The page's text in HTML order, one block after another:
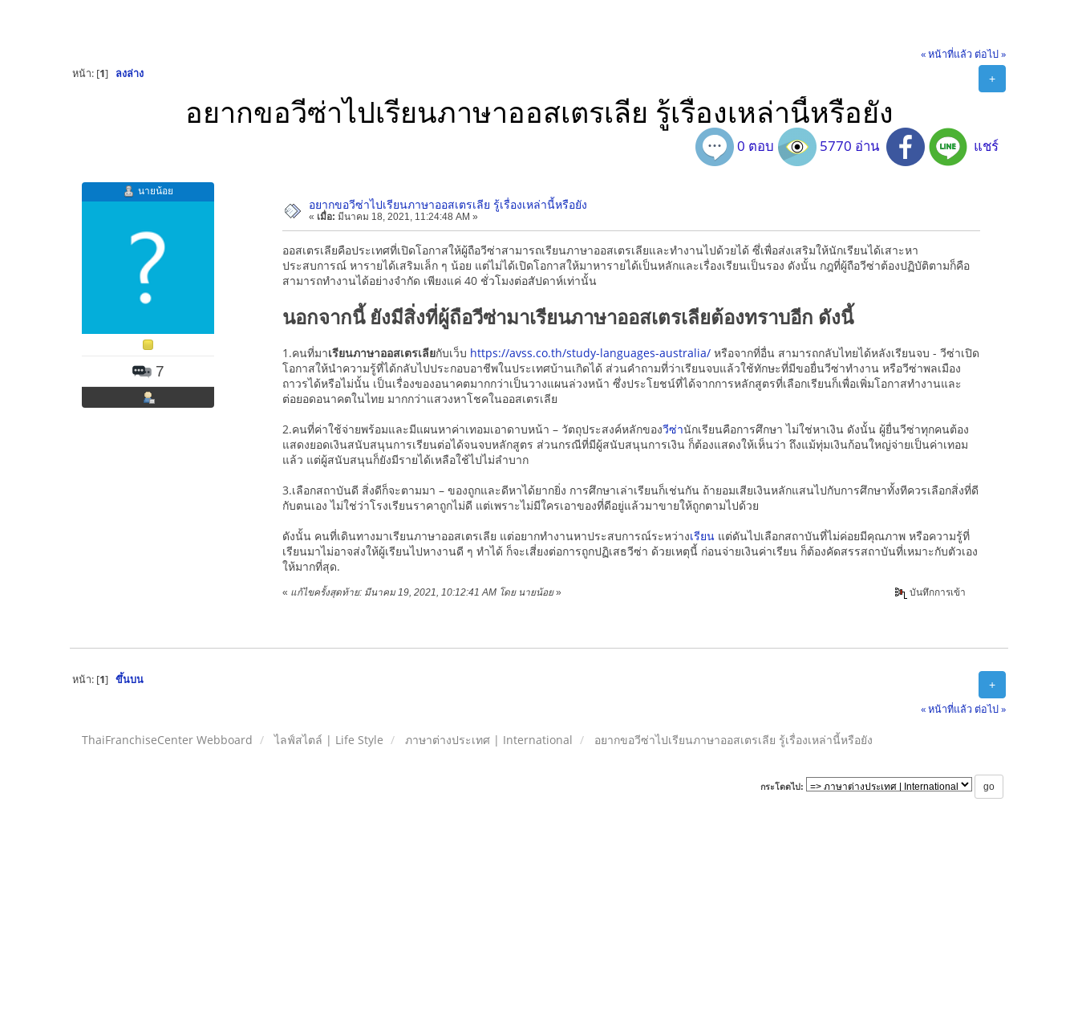
« หน้าที่แล้ว ต่อไป »
+
หน้า: [1] ลงล่าง
อยากขอวีซ่าไปเรียนภาษาออสเตรเลีย รู้เรื่องเหล่านี้หรือยัง
0 ตอบ 5770 อ่าน แชร์
นายน้อย
7
อยากขอวีซ่าไปเรียนภาษาออสเตรเลีย รู้เรื่องเหล่านี้หรือยัง
« เมื่อ: มีนาคม 18, 2021, 11:24:48 AM »
ออสเตรเลียคือประเทศที่เปิดโอกาสให้ผู้ถือวีซ่าสามารถเรียนภาษาออสเตรเลียและทำงานไปด้วยได้ ซึ่เพื่อส่งเสริมให้นักเรียนได้เสาะหา
ประสบการณ์ หารายได้เสริมเล็ก ๆ น้อย แต่ไม่ได้เปิดโอกาสให้มาหารายได้เป็นหลักและเรื่องเรียนเป็นรอง ดังนั้น กฎที่ผู้ถือวีซ่าต้องปฏิบัติตามก็คือ
สามารถทำงานได้อย่างจำกัด เพียงแค่ 40 ชั่วโมงต่อสัปดาห์เท่านั้น
นอกจากนี้ ยังมีสิ่งที่ผู้ถือวีซ่ามาเรียนภาษาออสเตรเลียต้องทราบอีก ดังนี้
1.คนที่มาเรียนภาษาออสเตรเลียกับเว็บ https://avss.co.th/study-languages-australia/ หรือจากที่อื่น สามารถกลับไทยได้หลังเรียนจบ - วีซ่าเปิด
โอกาสให้นำความรู้ที่ได้กลับไปประกอบอาชีพในประเทศบ้านเกิดได้ ส่วนคำถามที่ว่าเรียนจบแล้วใช้ทักษะที่มีขอยื่นวีซ่าทำงาน หรือวีซ่าพลเมือง
ถาวรได้หรือไม่นั้น เป็นเรื่องของอนาคตมากกว่าเป็นวางแผนล่วงหน้า ซึ่งประโยชน์ที่ได้จากการหลักสูตรที่เลือกเรียนก็เพื่อเพิ่มโอกาสทำงานและ
ต่อยอดอนาคตในไทย มากกว่าแสวงหาโชคในออสเตรเลีย
2.คนที่ค่าใช้จ่ายพร้อมและมีแผนหาค่าเทอมเอาดาบหน้า – วัตถุประสงค์หลักของวีซ่านักเรียนคือการศึกษา ไม่ใช่หาเงิน ดังนั้น ผู้ยื่นวีซ่าทุกคนต้อง
แสดงยอดเงินสนับสนุนการเรียนต่อได้จนจบหลักสูตร ส่วนกรณีที่มีผู้สนับสนุนการเงิน ก็ต้องแสดงให้เห็นว่า ถึงแม้ทุ่มเงินก้อนใหญ่จ่ายเป็นค่าเทอม
แล้ว แต่ผู้สนับสนุนก็ยังมีรายได้เหลือใช้ไปไม่ลำบาก
3.เลือกสถาบันดี สิ่งดีก็จะตามมา – ของถูกและดีหาได้ยากยิ่ง การศึกษาเล่าเรียนก็เช่นกัน ถ้ายอมเสียเงินหลักแสนไปกับการศึกษาทั้งทีควรเลือกสิ่งที่ดี
กับตนเอง ไม่ใช่ว่าโรงเรียนราคาถูกไม่ดี แต่เพราะไม่มีใครเอาของที่ดีอยู่แล้วมาขายให้ถูกตามไปด้วย
ดังนั้น คนที่เดินทางมาเรียนภาษาออสเตรเลีย แต่อยากทำงานหาประสบการณ์ระหว่างเรียน แต่ดันไปเลือกสถาบันที่ไม่ค่อยมีคุณภาพ หรือความรู้ที่
เรียนมาไม่อาจส่งให้ผู้เรียนไปหางานดี ๆ ทำได้ ก็จะเสี่ยงต่อการถูกปฏิเสธวีซ่า ด้วยเหตุนี้ ก่อนจ่ายเงินค่าเรียน ก็ต้องคัดสรรสถาบันที่เหมาะกับตัวเอง
ให้มากที่สุด.
« แก้ไขครั้งสุดท้าย: มีนาคม 19, 2021, 10:12:41 AM โดย นายน้อย» บันทึกการเข้า
+
หน้า: [1] ขึ้นบน
« หน้าที่แล้ว ต่อไป »
ThaiFranchiseCenter Webboard ไลฟ์สไตล์ | Life Style ภาษาต่างประเทศ | International อยากขอวีซ่าไปเรียนภาษาออสเตรเลีย รู้เรื่องเหล่านี้หรือยัง
กระโดดไป: